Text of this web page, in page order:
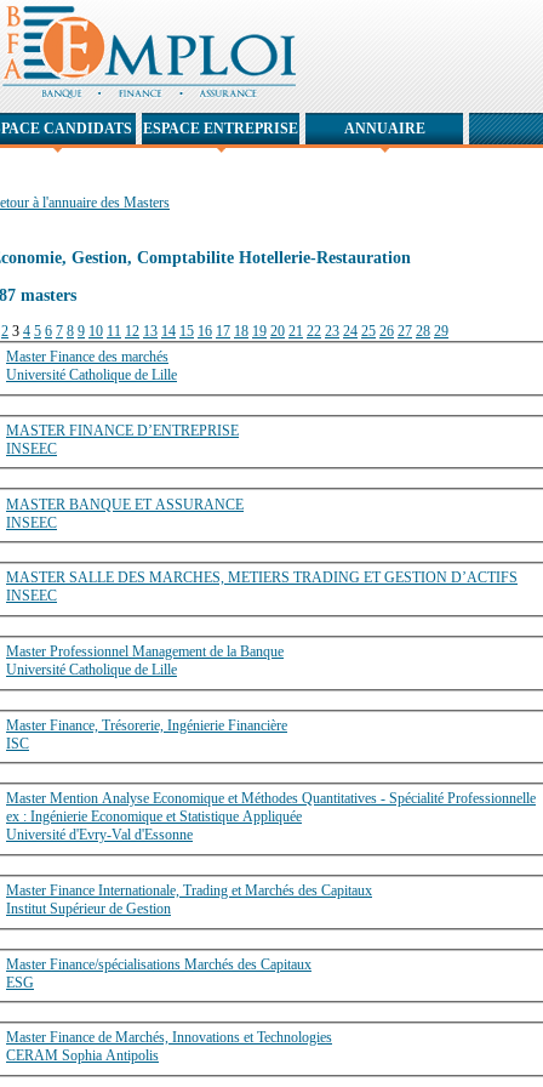
à l'annuaire des Masters
Gestion, Comptabilite Hotellerie-Restauration
masters
2 3 4 5 6 7 8 9 10 11 12 13 14 15 16 17 18 19 20 21 22 23 24 25 26 27 28 29
Master Finance des marchés
Université Catholique de Lille
MASTER FINANCE D’ENTREPRISE
INSEEC
MASTER BANQUE ET ASSURANCE
INSEEC
MASTER SALLE DES MARCHES, METIERS TRADING ET GESTION D’ACTIFS
INSEEC
Master Professionnel Management de la Banque
Université Catholique de Lille
Master Finance, Trésorerie, Ingénierie Financière
ISC
Master Mention Analyse Economique et Méthodes Quantitatives - Spécialité Professionnelle
ex : Ingénierie Economique et Statistique Appliquée
Université d'Evry-Val d'Essonne
Master Finance Internationale, Trading et Marchés des Capitaux
Institut Supérieur de Gestion
Master Finance/spécialisations Marchés des Capitaux
ESG
Master Finance de Marchés, Innovations et Technologies
CERAM Sophia Antipolis
CANDIDATS ESPACE ENTREPRISE ANNUAIRE